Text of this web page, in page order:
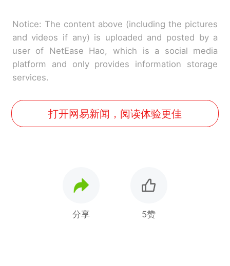
Notice: The content above (including the pictures
and videos if any) is uploaded and posted by a
user of NetEase Hao, which is a social media
platform and only provides information storage
services.
打开网易新闻，阅读体验更佳
分享 5赞